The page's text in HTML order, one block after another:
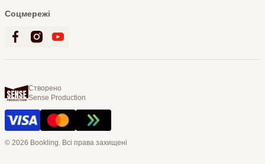
Соцмережі
Створено
Sense Production
© 2026 Bookling. Всі права захищені